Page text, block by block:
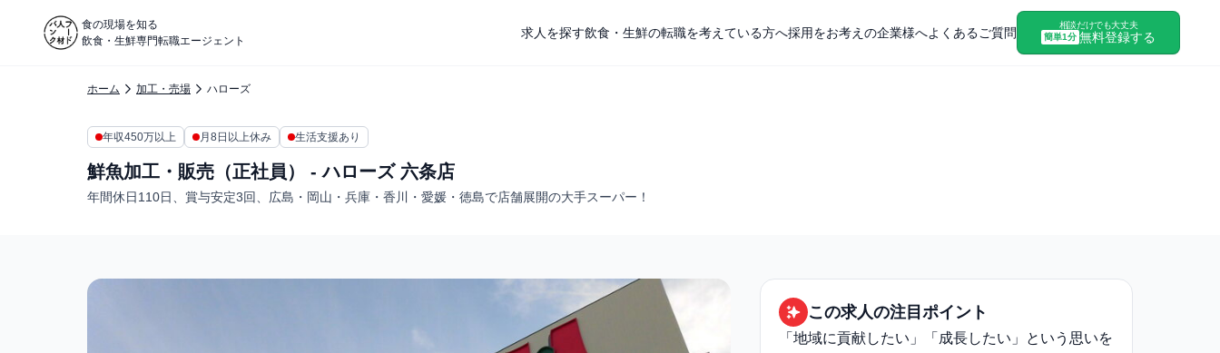
食の現場を知る
飲食・生鮮専門転職エージェント
求人を探す飲食・生鮮の転職を考えている方へ採用をお考えの企業様へよくあるご質問
相談だけでも大丈夫
簡単1分 無料登録する
ホーム 加工・売場 ハローズ
年収450万以上 月8日以上休み 生活支援あり
鮮魚加工・販売（正社員） - ハローズ 六条店
年間休日110日、賞与安定3回、広島・岡山・兵庫・香川・愛媛・徳島で店舗展開の大手スーパー！
この求人の注目ポイント
「地域に貢献したい」「成長したい」という思いを